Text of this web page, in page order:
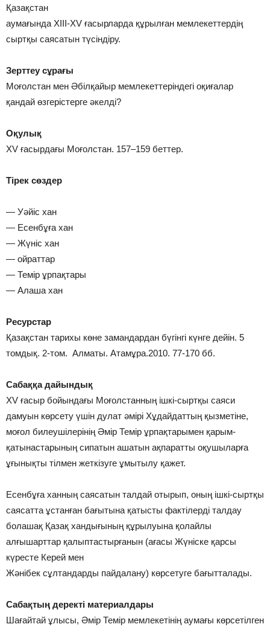
Қазақстан
аумағында XIII-XV ғасырларда құрылған мемлекеттердің
сыртқы саясатын түсіндіру.
Зерттеу сұрағы
Моғолстан мен Әбілқайыр мемлекеттеріндегі оқиғалар
қандай өзгерістерге әкелді?
Оқулық
XV ғасырдағы Моғолстан. 157–159 беттер.
Тірек сөздер
— Уәйіс хан
— Есенбұға хан
— Жүніс хан
— ойраттар
— Темір ұрпақтары
— Алаша хан
Ресурстар
Қазақстан тарихы көне замандардан бүгінгі күнге дейін. 5
томдық. 2-том. Алматы. Атамұра.2010. 77-170 бб.
Сабаққа дайындық
XV ғасыр бойындағы Моғолстанның ішкі-сыртқы саяси
дамуын көрсету үшін дулат әмірі Хұдайдаттың қызметіне,
моғол билеушілерінің Әмір Темір ұрпақтарымен қарым-
қатынастарының сипатын ашатын ақпаратты оқушыларға
ұғынықты тілмен жеткізуге ұмытылу қажет.
Есенбұға ханның саясатын талдай отырып, оның ішкі-сыртқы
саясатта ұстанған бағытына қатысты фактілерді талдау
болашақ Қазақ хандығының құрылуына қолайлы
алғышарттар қалыптастырғанын (ағасы Жүніске қарсы
күресте Керей мен
Жәнібек сұлтандарды пайдалану) көрсетуге бағытталады.
Сабақтың деректі материалдары
Шағайтай ұлысы, Әмір Темір мемлекетінің аумағы көрсетілген